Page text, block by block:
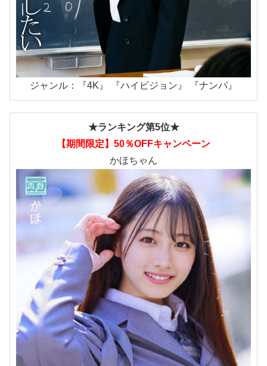
ジャンル：『4K』 『ハイビジョン』 『ナンパ』
★ランキング第5位★
【期間限定】50％OFFキャンペーン
かほちゃん